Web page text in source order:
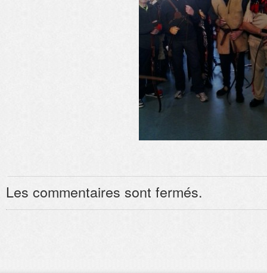
Les commentaires sont fermés.